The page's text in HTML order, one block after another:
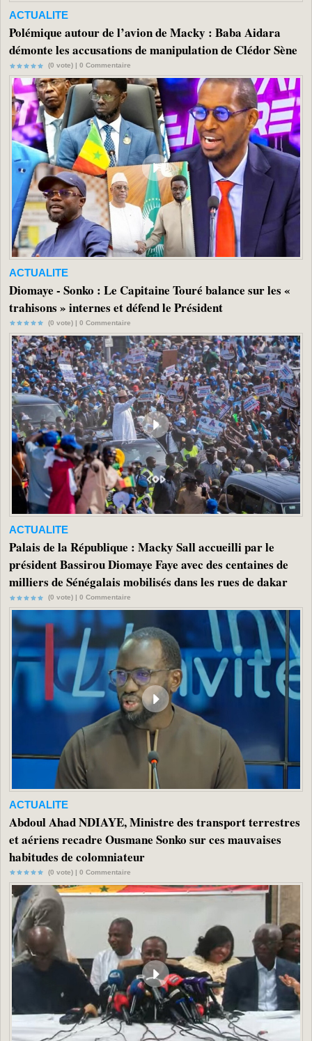
ACTUALITE
Polémique autour de l’avion de Macky : Baba Aidara
démonte les accusations de manipulation de Clédor Sène
(0 vote) | 0 Commentaire
ACTUALITE
Diomaye - Sonko : Le Capitaine Touré balance sur les «
trahisons » internes et défend le Président
(0 vote) | 0 Commentaire
ACTUALITE
Palais de la République : Macky Sall accueilli par le
président Bassirou Diomaye Faye avec des centaines de
milliers de Sénégalais mobilisés dans les rues de dakar
(0 vote) | 0 Commentaire
ACTUALITE
Abdoul Ahad NDIAYE, Ministre des transport terrestres
et aériens recadre Ousmane Sonko sur ces mauvaises
habitudes de colomniateur
(0 vote) | 0 Commentaire